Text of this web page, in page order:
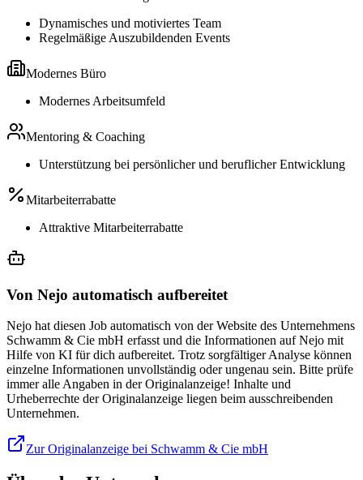
Dynamisches und motiviertes Team
Regelmäßige Auszubildenden Events
Modernes Büro
Modernes Arbeitsumfeld
Mentoring & Coaching
Unterstützung bei persönlicher und beruflicher Entwicklung
Mitarbeiterrabatte
Attraktive Mitarbeiterrabatte
Von Nejo automatisch aufbereitet
Nejo hat diesen Job automatisch von der Website des Unternehmens
Schwamm & Cie mbH erfasst und die Informationen auf Nejo mit
Hilfe von KI für dich aufbereitet. Trotz sorgfältiger Analyse können
einzelne Informationen unvollständig oder ungenau sein. Bitte prüfe
immer alle Angaben in der Originalanzeige! Inhalte und
Urheberrechte der Originalanzeige liegen beim ausschreibenden
Unternehmen.
Zur Originalanzeige bei Schwamm & Cie mbH